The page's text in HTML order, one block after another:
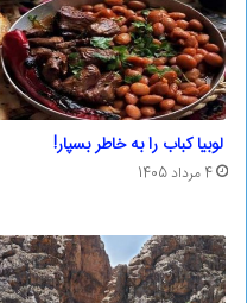
لوبیا کباب را به خاطر بسپار!
4 مرداد 1405